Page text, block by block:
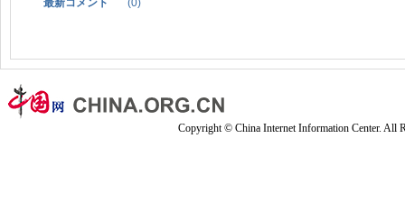
最新コメント (0)